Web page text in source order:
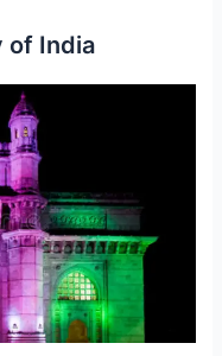
of India